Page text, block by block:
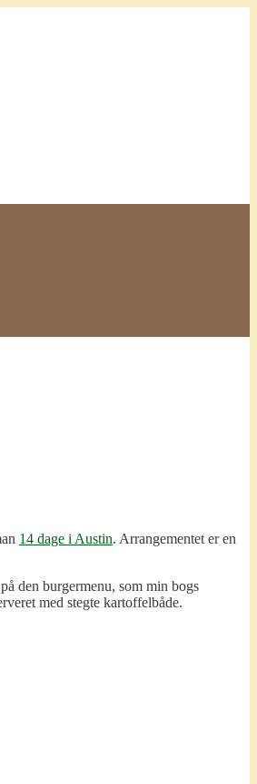
14 dage i Austin. Arrangementet er en
den burgermenu, som min bogs
med stegte kartoffelbåde.